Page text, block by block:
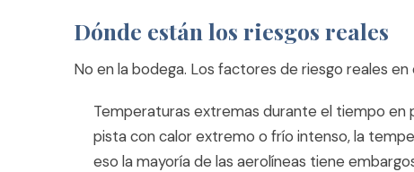
Dónde están los riesgos reales
No en la bodega. Los factores de riesgo reales
Temperaturas extremas durante el tiempo en
pista con calor extremo o frío intenso, la
eso la mayoría de las aerolíneas tiene